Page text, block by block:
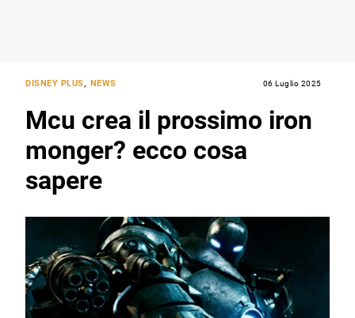
DISNEY PLUS, NEWS 06 Luglio 2025
Mcu crea il prossimo iron
monger? ecco cosa
sapere